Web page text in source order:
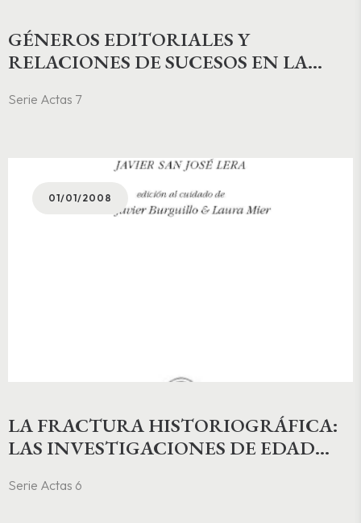
GÉNEROS EDITORIALES Y
RELACIONES DE SUCESOS EN LA
Serie Actas 7
01/01/2008
LA FRACTURA HISTORIOGRÁFICA:
LAS INVESTIGACIONES DE EDAD
TERCER MILENIO
Serie Actas 6